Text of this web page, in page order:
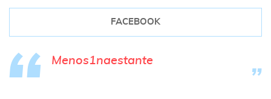
FACEBOOK
Menos1naestante